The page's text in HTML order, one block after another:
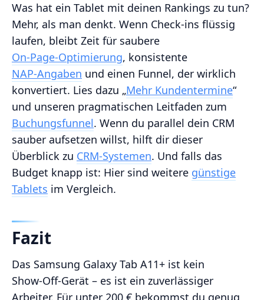
Was hat ein Tablet mit deinen Rankings zu tun?
Mehr, als man denkt. Wenn Check‑ins flüssig
laufen, bleibt Zeit für saubere
On‑Page‑Optimierung, konsistente
NAP‑Angaben und einen Funnel, der wirklich
konvertiert. Lies dazu „Mehr Kundentermine“
und unseren pragmatischen Leitfaden zum
Buchungsfunnel. Wenn du parallel dein CRM
sauber aufsetzen willst, hilft dir dieser
Überblick zu CRM‑Systemen. Und falls das
Budget knapp ist: Hier sind weitere günstige
Tablets im Vergleich.
Fazit
Das Samsung Galaxy Tab A11+ ist kein
Show‑Off‑Gerät – es ist ein zuverlässiger